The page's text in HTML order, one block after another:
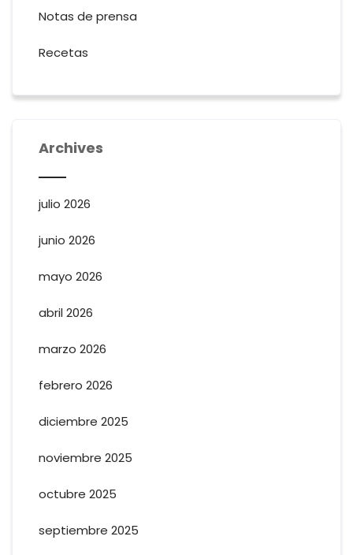
Notas de prensa
Recetas
Archives
julio 2026
junio 2026
mayo 2026
abril 2026
marzo 2026
febrero 2026
diciembre 2025
noviembre 2025
octubre 2025
septiembre 2025